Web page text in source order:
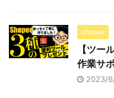
shopee
【ツー
作業サ
2023/